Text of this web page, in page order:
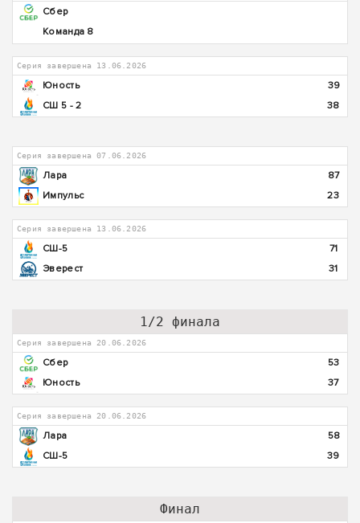
Сбер
Команда 8
Серия завершена 13.06.2026
Юность
39
СШ 5 - 2
38
Серия завершена 07.06.2026
Лара
87
Импульс
23
Серия завершена 13.06.2026
СШ-5
71
Эверест
31
1/2 финала
Серия завершена 20.06.2026
Сбер
53
Юность
37
Серия завершена 20.06.2026
Лара
58
СШ-5
39
Финал